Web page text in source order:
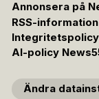
Annonsera på
RSS-information
AI-policy
Ändra